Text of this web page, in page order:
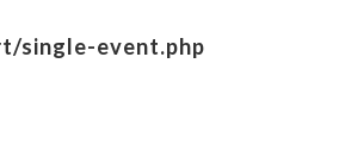
single-event.php